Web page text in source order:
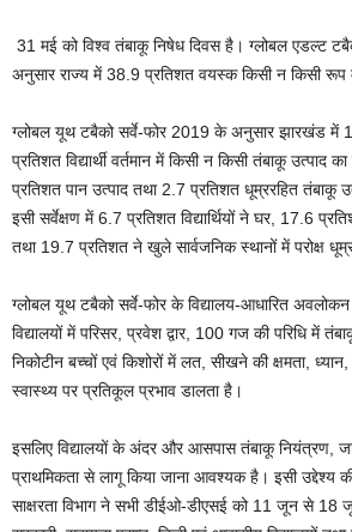
31 मई को विश्व तंबाकू निषेध दिवस है। ग्लोबल एडल्ट
अनुसार राज्य में 38.9 प्रतिशत वयस्क किसी न किसी
ग्लोबल यूथ टबैको सर्वे-फोर 2019 के अनुसार झारखंड में
प्रतिशत विद्यार्थी वर्तमान में किसी न किसी तंबाकू उत्पाद
प्रतिशत पान उत्पाद तथा 2.7 प्रतिशत धूम्ररहित तंबाकू
इसी सर्वेक्षण में 6.7 प्रतिशत विद्यार्थियों ने घर, 17.6
तथा 19.7 प्रतिशत ने खुले सार्वजनिक स्थानों में परोक्ष
ग्लोबल यूथ टबैको सर्वे-फोर के विद्यालय-आधारित
विद्यालयों में परिसर, प्रवेश द्वार, 100 गज की परिधि में
निकोटीन बच्चों एवं किशोरों में लत, सीखने की क्षमता,
स्वास्थ्य पर प्रतिकूल प्रभाव डालता है।
इसलिए विद्यालयों के अंदर और आसपास तंबाकू नियंत्रण,
प्राथमिकता से लागू किया जाना आवश्यक है। इसी उद्देश्य
साक्षरता विभाग ने सभी डीईओ-डीएसई को 11 जून से